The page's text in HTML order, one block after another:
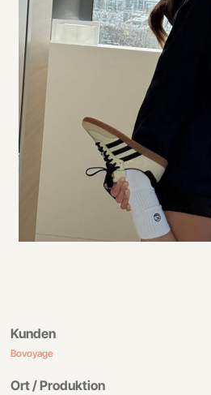
Kunden
Bovoyage
Ort / Produktion